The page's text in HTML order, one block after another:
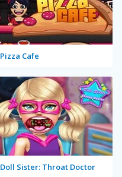
Pizza Cafe
Doll Sister: Throat Doctor